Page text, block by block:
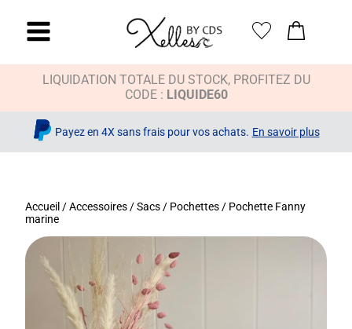
LIQUIDATION TOTALE DU STOCK, PROFITEZ DU
CODE : LIQUIDE60
Payez en 4X sans frais pour vos achats. En savoir plus
Accueil /Accessoires /Sacs / Pochettes / Pochette Fanny
marine